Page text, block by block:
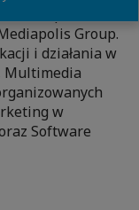
Mediapolis
Group.
i działania w
Multimedia
w
Software